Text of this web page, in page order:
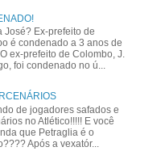
José? Ex-prefeito de
é condenado a 3 anos de
ex-prefeito de Colombo, J.
foi condenado no ú...
de jogadores safados e
no Atlético!!!!! E você
que Petraglia é o
Após a vexatór...